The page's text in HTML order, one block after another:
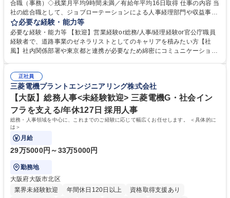
合職（事務）◇残業月平均9時間未満／有給年平均16日取得 仕事の内容 当
社の総合職として、ジョブローテーションによる人事経理部門や収益事業
等のフロント部門の部署等幅広い部署での業務をお任せいたします。研修
制度やキャリア支援が充実しております！ ※下記業務詳細 【業務詳細】■
管理部門：広報、人事、経理など当公社の運営に係る管理業務 ■収益部
門：駐車場の新規開拓、管理運営、新宿駅西口広場の「イベントコーナ
道路施設や道路工事現場の見学ツアー事業 ※入社後は上記いずれかの部門
へ配属。※業務内容変更の範囲：会社の定める業務 募集職種 【都庁グル
ープ】総合職（事務）◇残業月平均9時間未満／有給年平均16日取得
必要な経験・能力等
必要な経験・能力等 【歓迎】営業経験or総務/人事/経理経験or官公庁職員
経験者で、道路事業のゼネラリストとしてのキャリアを積みたい方【社
風】社内関係部署や東京都と連携が必要なため綿密にコミュニケーション
部門など多岐に渡る業務を経験できます。 ■様々なプロジェクト：駐車場
事業の他、新宿駅西口広場内に設置された照明を兼ねた広告「ブライトサ
イン」の管理運営を行うなど、事業収益を生み出す活動を積極的に行って
います。 学歴・資格 学歴：大学院 大学 高専 短大 専修学校 高校 語学力：
資格：
正社員
三菱電機プラントエンジニアリング株式会社
【大阪】総務人事<未経験歓迎> 三菱電機G・社会イン
フラを支える/年休127日 採用人事
総務・人事領域を中心に、これまでのご経験に応じて幅広くお任せします。 ＜具体的に
は＞
月給
29万5000円～33万5000円
勤務地
大阪府大阪市北区
業界未経験歓迎
年間休日120日以上
資格取得支援あり